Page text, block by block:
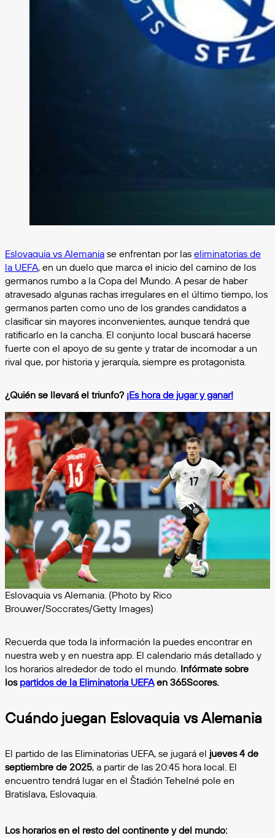
Eslovaquia vs Alemania se enfrentan por las eliminatorias de
la UEFA, en un duelo que marca el inicio del camino de los
germanos rumbo a la Copa del Mundo. A pesar de haber
atravesado algunas rachas irregulares en el último tiempo, los
germanos parten como uno de los grandes candidatos a
clasificar sin mayores inconvenientes, aunque tendrá que
ratificarlo en la cancha. El conjunto local buscará hacerse
fuerte con el apoyo de su gente y tratar de incomodar a un
rival que, por historia y jerarquía, siempre es protagonista.
¿Quién se llevará el triunfo? ¡Es hora de jugar y ganar!
Eslovaquia vs Alemania. (Photo by Rico
Brouwer/Soccrates/Getty Images)
Recuerda que toda la información la puedes encontrar en
nuestra web y en nuestra app. El calendario más detallado y
los horarios alrededor de todo el mundo. Infórmate sobre
los partidos de la Eliminatoria UEFAen 365Scores.
Cuándo juegan Eslovaquia vs Alemania
El partido de las Eliminatorias UEFA, se jugará el jueves 4 de
septiembre de 2025, a partir de las 20:45 hora local. El
encuentro tendrá lugar en el Štadión Tehelné pole en
Bratislava, Eslovaquia.
Los horarios en el resto del continente y del mundo: